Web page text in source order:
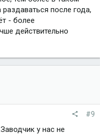
после года,
- более
действительно
#9
у нас не